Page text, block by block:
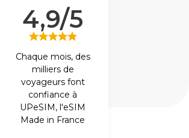
4,9/5
Chaque mois, des
milliers de
voyageurs font
confiance à
UPeSIM, l'eSIM
Made in France